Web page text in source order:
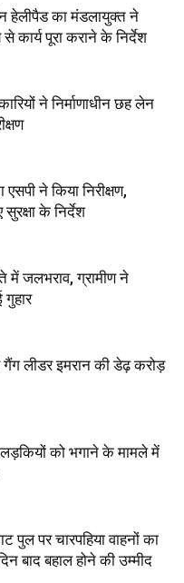
हेलीपैड का मंडलायुक्त ने
से कार्य पूरा कराने के निर्देश
ने निर्माणाधीन छह लेन
एसपी ने किया निरीक्षण,
सुरक्षा के निर्देश
में जलभराव, ग्रामीण ने
गुहार
गैंग लीडर इमरान की डेढ़ करोड़
लड़कियों को भगाने के मामले में
पुल पर चारपहिया वाहनों का
बाद बहाल होने की उम्मीद